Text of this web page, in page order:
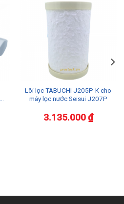
Lõi lọc TABUCHI J205P-K cho
máy lọc nước Seisui J207P
3.135.000₫